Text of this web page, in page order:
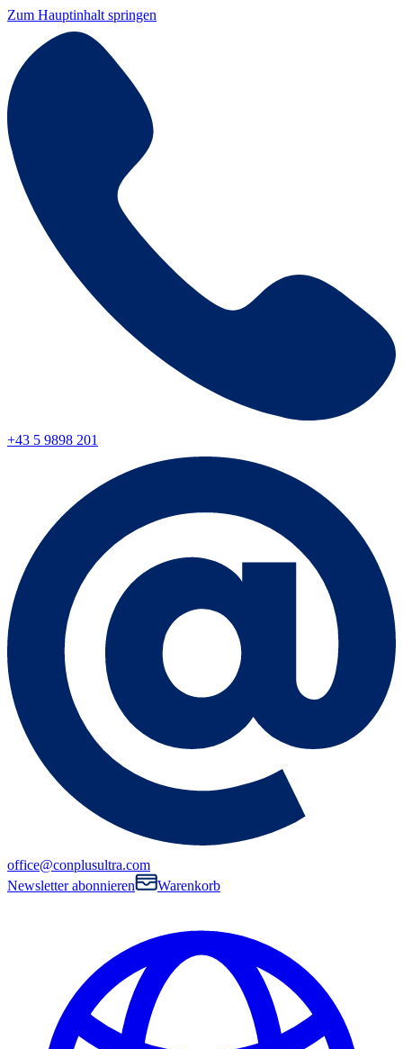
Zum Hauptinhalt springen
+43 5 9898 201
office@conplusultra.com
Newsletter abonnieren
Warenkorb